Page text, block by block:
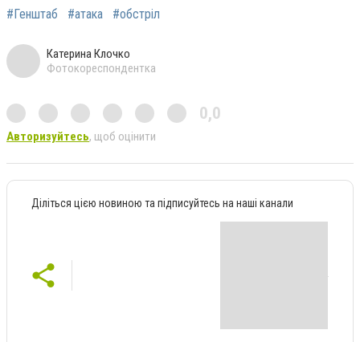
#Генштаб #атака #обстріл
Катерина Клочко
Фотокореспондентка
0,0
Авторизуйтесь, щоб оцінити
Діліться цією новиною та підписуйтесь на наші канали